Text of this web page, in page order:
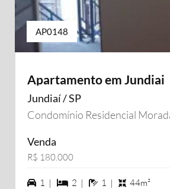
AP0148
Apartamento em Jundiai
Jundiaí / SP
Condomínio Residencial
Venda
R$ 180.000
1 vagas na garagem
1 | 2 dormiórios
2 | 1 banheiros
1 | 44m²